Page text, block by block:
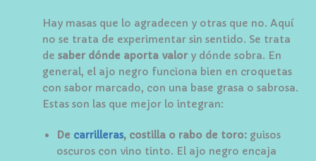
Hay masas que lo agradecen y otras que no. Aquí
no se trata de experimentar sin sentido. Se trata
de saber dónde aporta valor y dónde sobra. En
general, el ajo negro funciona bien en croquetas
con sabor marcado, con una base grasa o sabrosa.
Estas son las que mejor lo integran:
De carrilleras, costilla o rabo de toro: guisos
oscuros con vino tinto. El ajo negro encaja